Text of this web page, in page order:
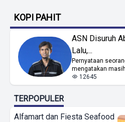
KOPI PAHIT
ASN Disuruh
Lalu,...
Pernyataan
mengatakan
12645
TERPOPULER
Alfamart dan Fiesta Seafood